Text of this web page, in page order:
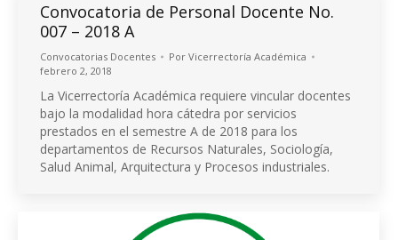
Convocatoria de Personal Docente No.
007 – 2018 A
Convocatorias Docentes Por Vicerrectoría Académica
febrero 2, 2018
La Vicerrectoría Académica requiere vincular docentes
bajo la modalidad hora cátedra por servicios
prestados en el semestre A de 2018 para los
departamentos de Recursos Naturales, Sociología,
Salud Animal, Arquitectura y Procesos industriales.